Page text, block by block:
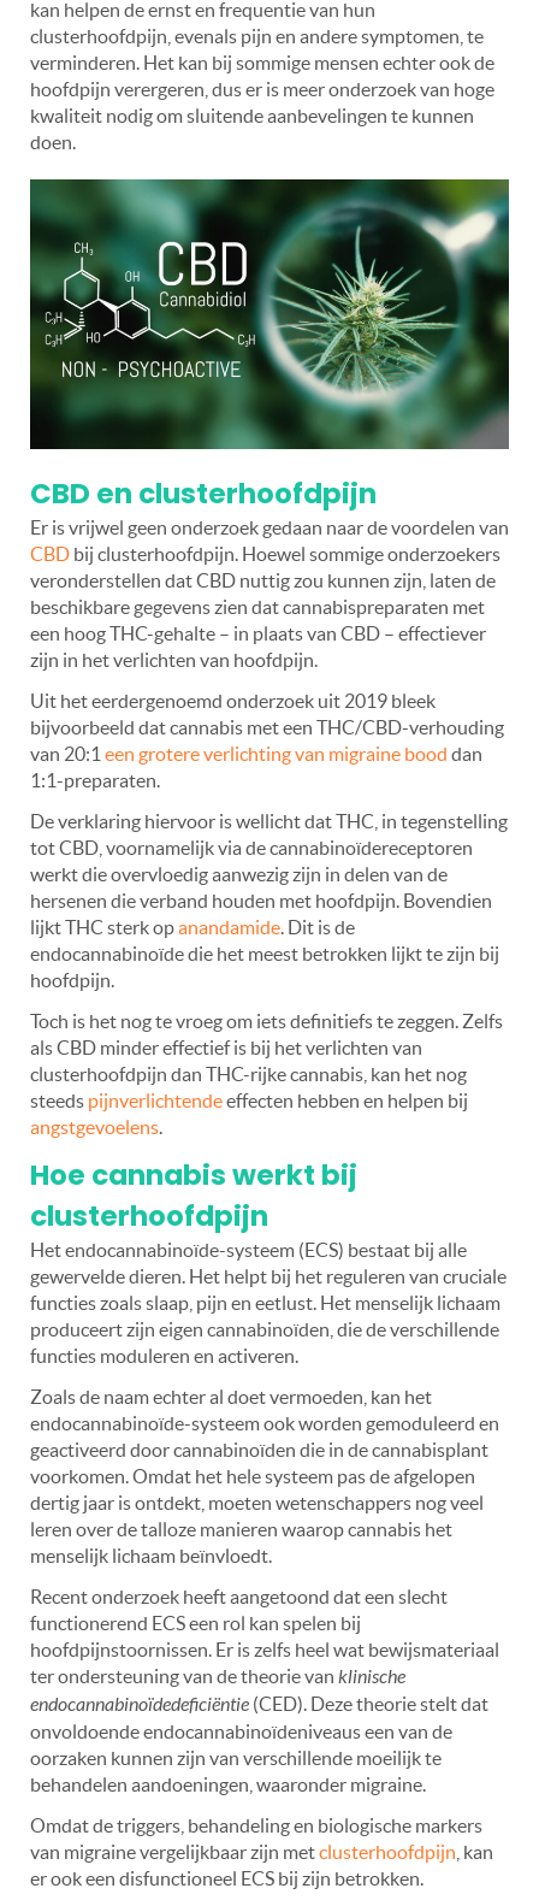
kan helpen de ernst en frequentie van hun
clusterhoofdpijn, evenals pijn en andere symptomen, te
verminderen. Het kan bij sommige mensen echter ook de
hoofdpijn verergeren, dus er is meer onderzoek van hoge
kwaliteit nodig om sluitende aanbevelingen te kunnen
doen.
CBD en clusterhoofdpijn
Er is vrijwel geen onderzoek gedaan naar de voordelen van
CBD bij clusterhoofdpijn. Hoewel sommige onderzoekers
veronderstellen dat CBD nuttig zou kunnen zijn, laten de
beschikbare gegevens zien dat cannabispreparaten met
een hoog THC-gehalte – in plaats van CBD – effectiever
zijn in het verlichten van hoofdpijn.
Uit het eerdergenoemd onderzoek uit 2019 bleek
bijvoorbeeld dat cannabis met een THC/CBD-verhouding
van 20:1 een grotere verlichting van migraine bood dan
1:1-preparaten.
De verklaring hiervoor is wellicht dat THC, in tegenstelling
tot CBD, voornamelijk via de cannabinoïdereceptoren
werkt die overvloedig aanwezig zijn in delen van de
hersenen die verband houden met hoofdpijn. Bovendien
lijkt THC sterk opanandamide. Dit is de
endocannabinoïde die het meest betrokken lijkt te zijn bij
hoofdpijn.
Toch is het nog te vroeg om iets definitiefs te zeggen. Zelfs
als CBD minder effectief is bij het verlichten van
clusterhoofdpijn dan THC-rijke cannabis, kan het nog
steeds pijnverlichtendeeffecten hebben en helpen bij
angstgevoelens.
Hoe cannabis werkt bij
clusterhoofdpijn
Het endocannabinoïde-systeem (ECS) bestaat bij alle
gewervelde dieren. Het helpt bij het reguleren van cruciale
functies zoals slaap, pijn en eetlust. Het menselijk lichaam
produceert zijn eigen cannabinoïden, die de verschillende
functies moduleren en activeren.
Zoals de naam echter al doet vermoeden, kan het
endocannabinoïde-systeem ook worden gemoduleerd en
geactiveerd door cannabinoïden die in de cannabisplant
voorkomen. Omdat het hele systeem pas de afgelopen
dertig jaar is ontdekt, moeten wetenschappers nog veel
leren over de talloze manieren waarop cannabis het
menselijk lichaam beïnvloedt.
Recent onderzoek heeft aangetoond dat een slecht
functionerend ECS een rol kan spelen bij
hoofdpijnstoornissen. Er is zelfs heel wat bewijsmateriaal
ter ondersteuning van de theorie van klinische
endocannabinoïdedeficiëntie (CED). Deze theorie stelt dat
onvoldoende endocannabinoïdeniveaus een van de
oorzaken kunnen zijn van verschillende moeilijk te
behandelen aandoeningen, waaronder migraine.
Omdat de triggers, behandeling en biologische markers
van migraine vergelijkbaar zijn metclusterhoofdpijn , kan
er ook een disfunctioneel ECS bij zijn betrokken.